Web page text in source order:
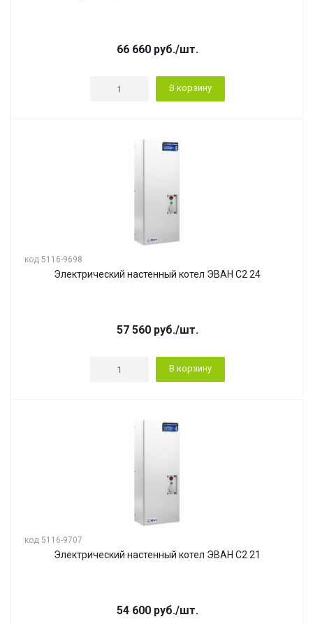
66 660руб./шт.
В корзину
код 5116-9698
Электрический настенный котел ЭВАН С2 24
57 560руб./шт.
В корзину
код 5116-9707
Электрический настенный котел ЭВАН С2 21
54 600руб./шт.